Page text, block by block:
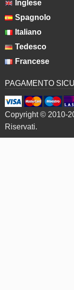
Inglese
Spagnolo
Italiano
Tedesco
Francese
PAGAMENTO
Copyright © 2010-
Riservati.